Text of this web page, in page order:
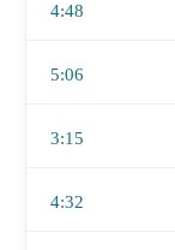
4:48
5:06
3:15
4:32